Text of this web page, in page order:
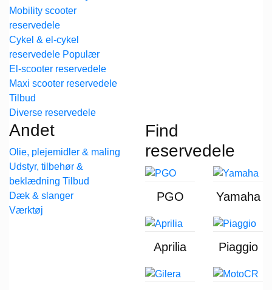
Mobility scooter
reservedele
Cykel & el-cykel
reservedele
El-scooter reservedele
Maxi scooter reservedele
Diverse reservedele
Andet
Olie, plejemidler & maling
Udstyr, tilbehør &
beklædning
Dæk & slanger
Værktøj
Find
reservedele
PGO Yamaha
Aprilia Piaggio